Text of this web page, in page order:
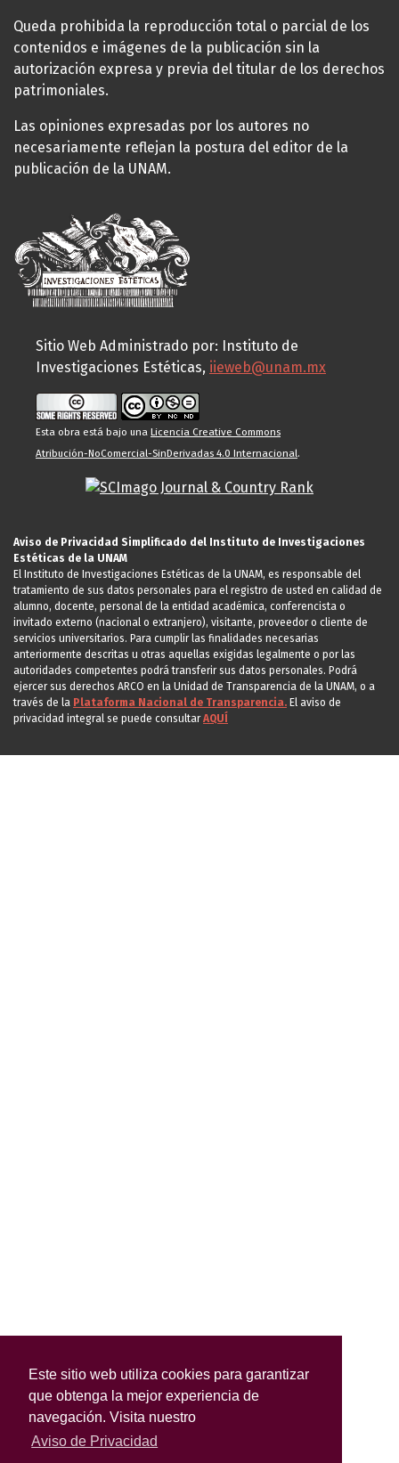
Este sitio web utiliza cookies para garantizar
que obtenga la mejor experiencia de
navegación. Visita nuestro
Aviso de Privacidad
Queda prohibida la reproducción total o parcial de los
contenidos e imágenes de la publicación sin la
autorización expresa y previa del titular de los derechos
patrimoniales.
Las opiniones expresadas por los autores no
necesariamente reflejan la postura del editor de la
publicación de la UNAM.
Sitio Web Administrado por: Instituto de
Investigaciones Estéticas, iieweb@unam.mx
Esta obra está bajo una Licencia Creative Commons
Atribución-NoComercial-SinDerivadas 4.0 Internacional.
Aviso de Privacidad Simplificado del Instituto de Investigaciones
Estéticas de la UNAM
El Instituto de Investigaciones Estéticas de la UNAM, es responsable del
tratamiento de sus datos personales para el registro de usted en calidad de
alumno, docente, personal de la entidad académica, conferencista o
invitado externo (nacional o extranjero), visitante, proveedor o cliente de
servicios universitarios. Para cumplir las finalidades necesarias
anteriormente descritas u otras aquellas exigidas legalmente o por las
autoridades competentes podrá transferir sus datos personales. Podrá
ejercer sus derechos ARCO en la Unidad de Transparencia de la UNAM, o a
través de la Plataforma Nacional de Transparencia. El aviso de
privacidad integral se puede consultarAQUÍ